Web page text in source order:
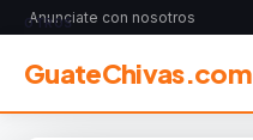
Anunciate con nosotros
GuateChivas.com
OTROS